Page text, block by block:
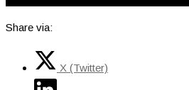
Share via:
X (Twitter)